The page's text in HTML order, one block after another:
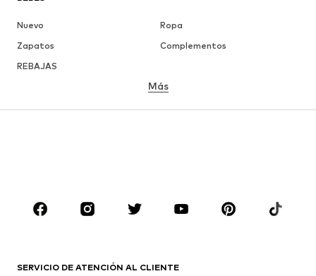
Nuevo
Ropa
Zapatos
Complementos
REBAJAS
MARCAS
ADIDAS SPORTSWEAR
PUMA
Más
SERVICIO DE ATENCIÓN AL CLIENTE